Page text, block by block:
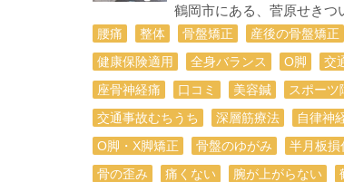
鶴岡市にある、菅原せきつ
腰痛 整体 骨盤矯正 産後の骨盤矯正
健康保険適用
全身バランス О脚 交
座骨神経痛
口コミ 美容鍼 スポーツ
交通事故むちうち
深層筋療法 自律神
O脚・X脚矯正
骨盤のゆがみ 半月板損
骨の歪み
痛くない 腕が上がらない